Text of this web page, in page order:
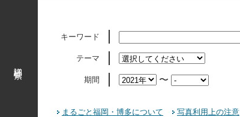
キーワード
テーマ
期間 〜
まるごと福岡・博多について 写真利用上の注意